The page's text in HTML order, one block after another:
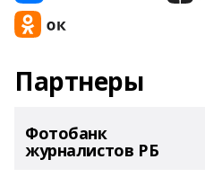
Партнеры
Фотобанк
журналистов РБ